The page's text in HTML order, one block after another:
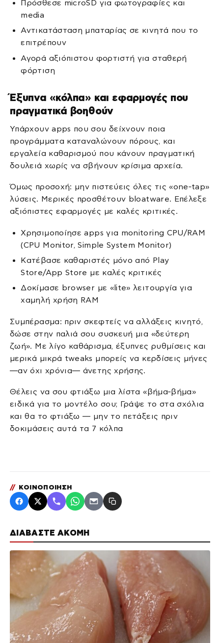
ΔΙΑΒΑΣΤΕ ΑΚΟΜΗ
Πρόσθεσε microSD για φωτογραφίες και
media
Αντικατάσταση μπαταρίας σε κινητά που το
επιτρέπουν
Αγορά αξιόπιστου φορτιστή για σταθερή
φόρτιση
Έξυπνα «κόλπα» και εφαρμογές που
πραγματικά βοηθούν
Υπάρχουν apps που σου δείχνουν ποια
προγράμματα καταναλώνουν πόρους, και
εργαλεία καθαρισμού που κάνουν πραγματική
δουλειά χωρίς να σβήνουν κρίσιμα αρχεία.
Όμως προσοχή: μην πιστεύεις όλες τις «one‑tap»
λύσεις. Μερικές προσθέτουν bloatware. Επέλεξε
αξιόπιστες εφαρμογές με καλές κριτικές.
Χρησιμοποίησε apps για monitoring CPU/RAM
(CPU Monitor, Simple System Monitor)
Κατέβασε καθαριστές μόνο από Play
Store/App Store με καλές κριτικές
Δοκίμασε browser με «lite» λειτουργία για
χαμηλή χρήση RAM
Συμπέρασμα: πριν σκεφτείς να αλλάξεις κινητό,
δώσε στην παλιά σου συσκευή μια «δεύτερη
ζωή». Με λίγο καθάρισμα, έξυπνες ρυθμίσεις και
μερικά μικρά tweaks μπορείς να κερδίσεις μήνες
—αν όχι χρόνια— άνετης χρήσης.
Θέλεις να σου φτιάξω μια λίστα «βήμα‑βήμα»
ειδικά για το μοντέλο σου; Γράψε το στα σχόλια
και θα το φτιάξω — μην το πετάξεις πριν
δοκιμάσεις αυτά τα 7 κόλπα
// ΚΟΙΝΟΠΟΙΗΣΗ